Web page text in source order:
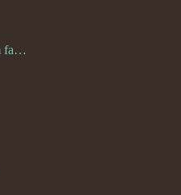
Very importent infromation from family Schwulst